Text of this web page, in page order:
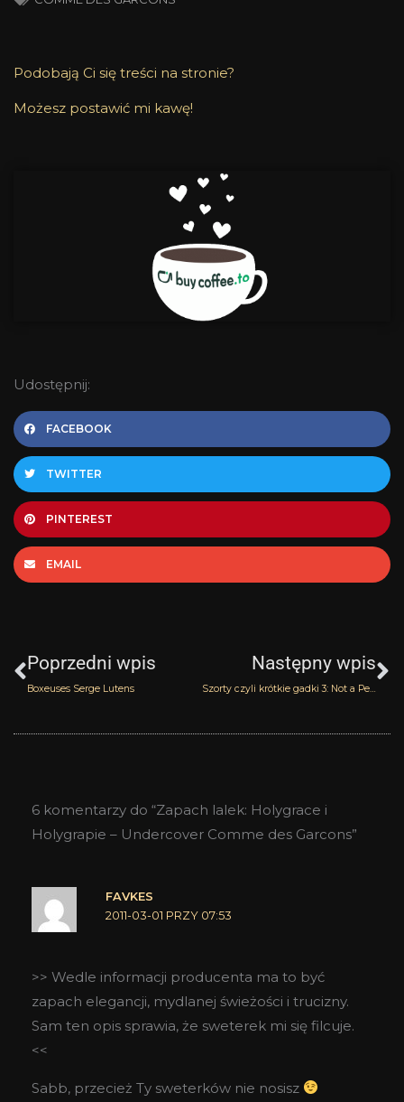
Podobają Ci się treści na stronie?
Możesz postawić mi kawę!
Udostępnij:
FACEBOOK
TWITTER
PINTEREST
EMAIL
Poprzedni wpis
Boxeuses Serge Lutens
Następny wpis
Szorty czyli krótkie gadki 3: Not a Perfume JHaG, Sexy Turtleneck Smell Bent i Omniscent Yosh
6 komentarzy do “Zapach lalek: Holygrace i
Holygrapie – Undercover Comme des Garcons”
FAVKES
2011-03-01 PRZY 07:53
>> Wedle informacji producenta ma to być
zapach elegancji, mydlanej świeżości i trucizny.
Sam ten opis sprawia, że sweterek mi się filcuje.
<<
Sabb, przecież Ty sweterków nie nosisz